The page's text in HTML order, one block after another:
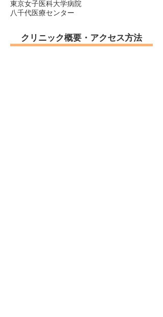
東京女子医科大学病院
​八千代医療センター
クリニック概要・アクセス方法